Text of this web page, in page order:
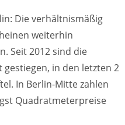
Die verhältnismäßig
weiterhin
Seit 2012 sind die
in den letzten 2
In Berlin-Mitte zahlen
Quadratmeterpreise